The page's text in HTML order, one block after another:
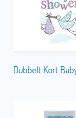
Dubbelt Kort